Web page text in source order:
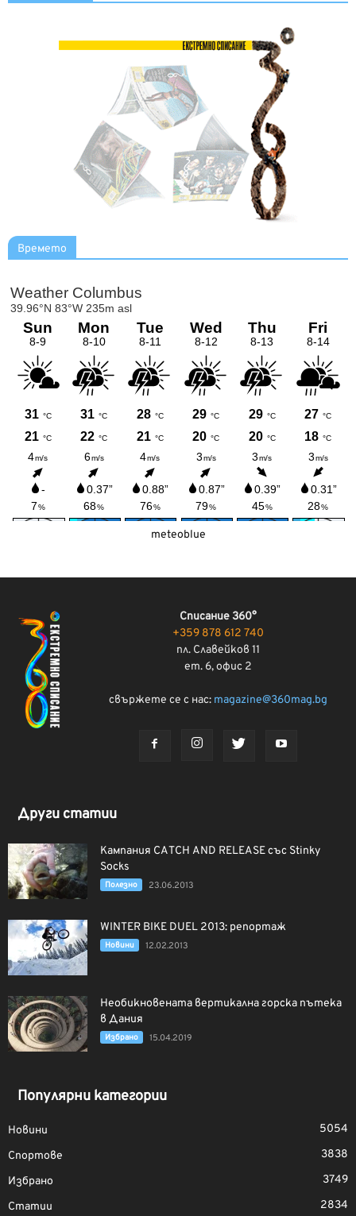
Времето
meteoblue
Списание 360°
+359 878 612 740
пл. Славейков 11
ет. 6, офис 2
свържете се с нас: magazine@360mag.bg
Други статии
Кампания CATCH AND RELEASE със Stinky
Socks
Полезно 23.06.2013
WINTER BIKE DUEL 2013: репортаж
Новини 12.02.2013
Необикновената вертикална горска пътека
в Дания
Избрано 15.04.2019
Популярни категории
Новини
5054
Спортове
3838
Избрано
3749
Статии
2834